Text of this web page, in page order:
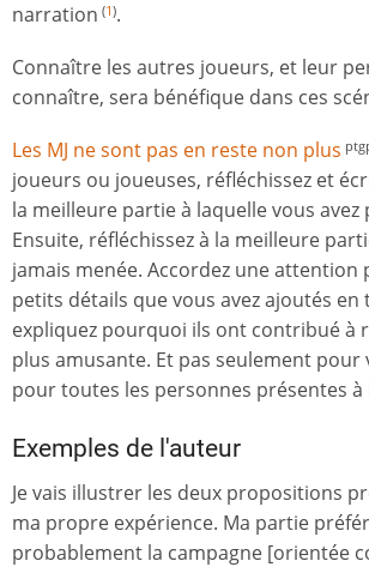
narration (1).
Connaître les autres joueurs, et leur
connaître, sera bénéfique dans ces
Les MJ ne sont pas en reste non plus
joueurs ou joueuses, réfléchissez et
la meilleure partie à laquelle vous avez
Ensuite, réfléchissez à la meilleure
jamais menée. Accordez une attention
petits détails que vous avez ajoutés en
expliquez pourquoi ils ont contribué à
plus amusante. Et pas seulement pour
pour toutes les personnes présentes à
Exemples de l'auteur
Je vais illustrer les deux propositions
ma propre expérience. Ma partie
probablement la campagne [orientée